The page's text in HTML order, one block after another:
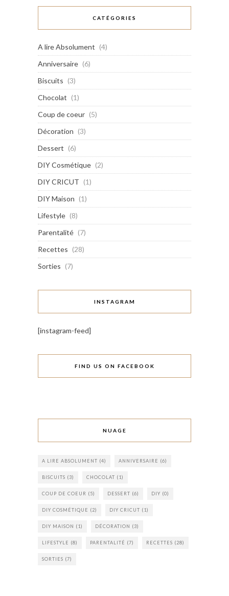
CATÉGORIES
A lire Absolument (4)
Anniversaire (6)
Biscuits (3)
Chocolat (1)
Coup de coeur (5)
Décoration (3)
Dessert (6)
DIY Cosmétique (2)
DIY CRICUT (1)
DIY Maison (1)
Lifestyle (8)
Parentalité (7)
Recettes (28)
Sorties (7)
INSTAGRAM
[instagram-feed]
FIND US ON FACEBOOK
NUAGE
A LIRE ABSOLUMENT (4) ANNIVERSAIRE (6)
BISCUITS (3) CHOCOLAT (1)
COUP DE COEUR (5) DESSERT (6) DIY (0)
DIY COSMÉTIQUE (2) DIY CRICUT (1)
DIY MAISON (1) DÉCORATION (3)
LIFESTYLE (8) PARENTALITÉ (7) RECETTES (28)
SORTIES (7)